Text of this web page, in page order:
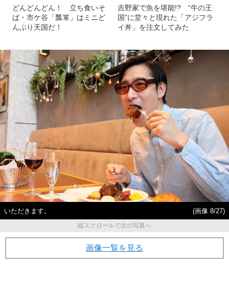
どんどんどん！ 立ち食いそ
ば・市ケ谷「瓢箪」はミニど
んぶり天国だ！
吉野家で魚を堪能!? “牛の王
国”に堂々と現れた「アジフラ
イ丼」を注文してみた
いただきます。
(画像 8/27)
縦スクロールで次の写真へ
画像一覧を見る